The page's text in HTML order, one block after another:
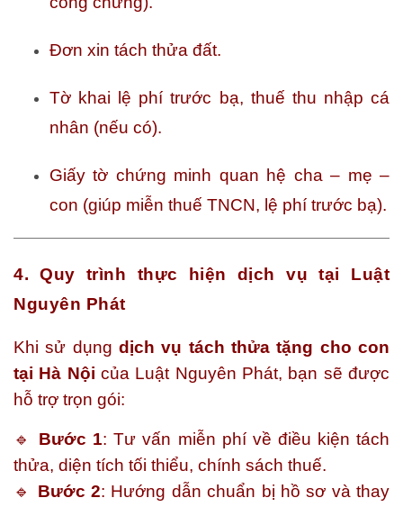
Đơn xin tách thửa đất.
Tờ khai lệ phí trước bạ, thuế thu nhập cá
nhân (nếu có).
Giấy tờ chứng minh quan hệ cha – mẹ –
con (giúp miễn thuế TNCN, lệ phí trước bạ).
4. Quy trình thực hiện dịch vụ tại Luật
Nguyên Phát
Khi sử dụng dịch vụ tách thửa tặng cho con
tại Hà Nội của Luật Nguyên Phát, bạn sẽ được
hỗ trợ trọn gói:
🔹 Bước 1: Tư vấn miễn phí về điều kiện tách
thửa, diện tích tối thiểu, chính sách thuế.
🔹 Bước 2: Hướng dẫn chuẩn bị hồ sơ và thay